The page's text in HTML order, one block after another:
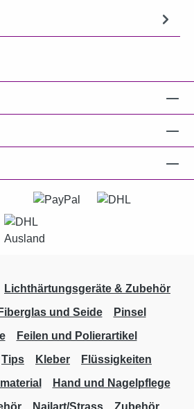
Lichthärtungsgeräte & Zubehör
Fiberglas und Seide
Pinsel
Feilen und Polierartikel
Tips Kleber
Flüssigkeiten
Hand und Nagelpflege
Nailart/Strass Zubehör